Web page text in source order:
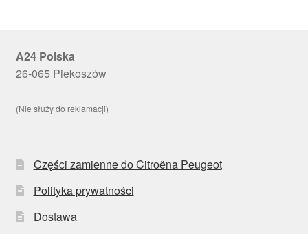
A24 Polska
26-065 Piekoszów
(Nie służy do reklamacji)
Części zamienne do Citroëna Peugeot
Polityka prywatności
Dostawa